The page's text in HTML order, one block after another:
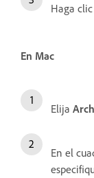
Haga
En Mac
Elija
En el